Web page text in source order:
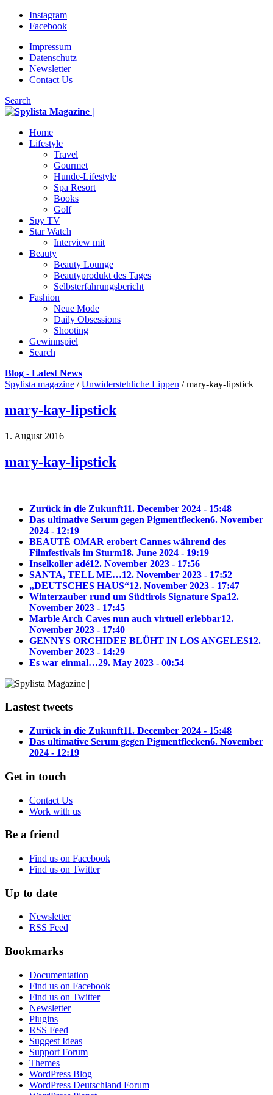
Instagram
Facebook
Impressum
Datenschutz
Newsletter
Contact Us
Search
Home
Lifestyle
Travel
Gourmet
Hunde-Lifestyle
Spa Resort
Books
Golf
Spy TV
Star Watch
Interview mit
Beauty
Beauty Lounge
Beautyprodukt des Tages
Selbsterfahrungsbericht
Fashion
Neue Mode
Daily Obsessions
Shooting
Gewinnspiel
Search
Blog - Latest News
Spylista magazine / Unwiderstehliche Lippen / mary-kay-lipstick
mary-kay-lipstick
1. August 2016
mary-kay-lipstick
Zurück in die Zukunft11. December 2024 - 15:48
Das ultimative Serum gegen Pigmentflecken6. November
2024 - 12:19
BEAUTÉ OMAR erobert Cannes während des
Filmfestivals im Sturm18. June 2024 - 19:19
Inselkoller adé12. November 2023 - 17:56
SANTA, TELL ME…12. November 2023 - 17:52
„DEUTSCHES HAUS“12. November 2023 - 17:47
Winterzauber rund um Südtirols Signature Spa12.
November 2023 - 17:45
Marble Arch Caves nun auch virtuell erlebbar12.
November 2023 - 17:40
GENNYS ORCHIDEE BLÜHT IN LOS ANGELES12.
November 2023 - 14:29
Es war einmal…29. May 2023 - 00:54
Lastest tweets
Zurück in die Zukunft11. December 2024 - 15:48
Das ultimative Serum gegen Pigmentflecken6. November
2024 - 12:19
Get in touch
Contact Us
Work with us
Be a friend
Find us on Facebook
Find us on Twitter
Up to date
Newsletter
RSS Feed
Bookmarks
Documentation
Find us on Facebook
Find us on Twitter
Newsletter
Plugins
RSS Feed
Suggest Ideas
Support Forum
Themes
WordPress Blog
WordPress Deutschland Forum